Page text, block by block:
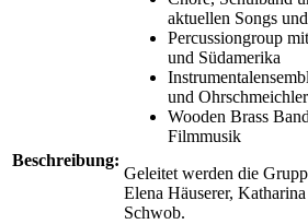
Beschreibung:
aktuellen Songs
Percussiongroup
und Südamerika
und
Wooden Brass
Filmmusik
Geleitet werden die
Elena Häuserer,
Schwob.